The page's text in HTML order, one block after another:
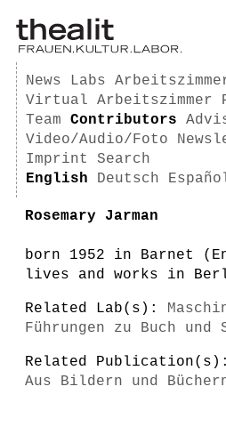
News Labs
Virtual Arbeitszimmer
Team
Contributors
Video/Audio/Foto
Imprint
Search
English
Deutsch
Rosemary Jarman
born 1952 in Barnet
lives and works in
Related Lab(s):
Führungen zu Buch
Related
Aus Bildern und